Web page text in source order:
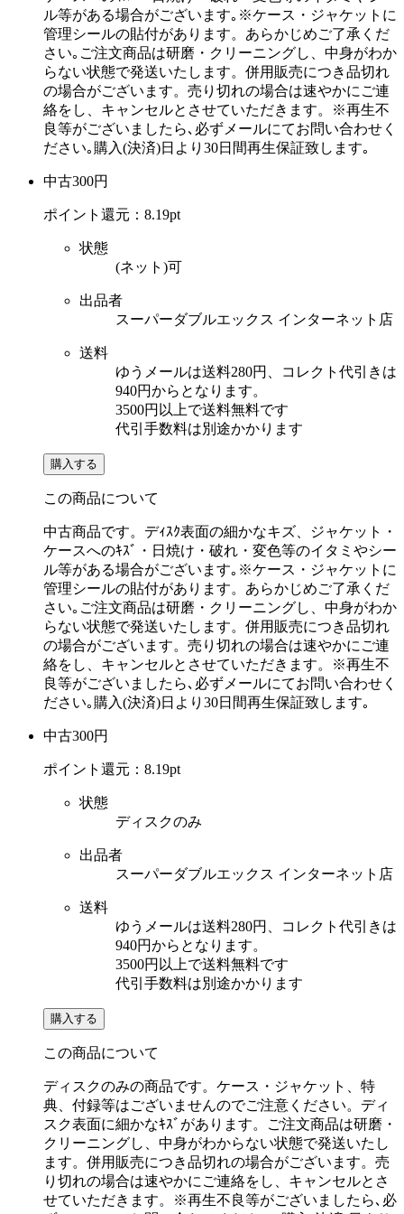
ル等がある場合がございます｡※ケース・ジャケットに
管理シールの貼付があります。あらかじめご了承くだ
さい｡ご注文商品は研磨・クリーニングし、中身がわか
らない状態で発送いたします。併用販売につき品切れ
の場合がございます。売り切れの場合は速やかにご連
絡をし、キャンセルとさせていただきます。※再生不
良等がございましたら､必ずメールにてお問い合わせく
ださい｡購入(決済)日より30日間再生保証致します｡
中古300円
ポイント還元： 8.19pt
状態
(ネット)可
出品者
スーパーダブルエックス インターネット店
送料
ゆうメールは送料280円、コレクト代引きは
940円からとなります。
3500円以上で送料無料です
代引手数料は別途かかります
購入する
この商品について
中古商品です。デｨｽｸ表面の細かなキズ、ジャケット・
ケースへのｷｽﾞ・日焼け・破れ・変色等のイタミやシー
ル等がある場合がございます｡※ケース・ジャケットに
管理シールの貼付があります。あらかじめご了承くだ
さい｡ご注文商品は研磨・クリーニングし、中身がわか
らない状態で発送いたします。併用販売につき品切れ
の場合がございます。売り切れの場合は速やかにご連
絡をし、キャンセルとさせていただきます。※再生不
良等がございましたら､必ずメールにてお問い合わせく
ださい｡購入(決済)日より30日間再生保証致します｡
中古300円
ポイント還元： 8.19pt
状態
ディスクのみ
出品者
スーパーダブルエックス インターネット店
送料
ゆうメールは送料280円、コレクト代引きは
940円からとなります。
3500円以上で送料無料です
代引手数料は別途かかります
購入する
この商品について
ディスクのみの商品です。ケース・ジャケット、特
典、付録等はございませんのでご注意ください。ディ
スク表面に細かなｷｽﾞがあります。ご注文商品は研磨・
クリーニングし、中身がわからない状態で発送いたし
ます。併用販売につき品切れの場合がございます。売
り切れの場合は速やかにご連絡をし、キャンセルとさ
せていただきます。※再生不良等がございましたら､必